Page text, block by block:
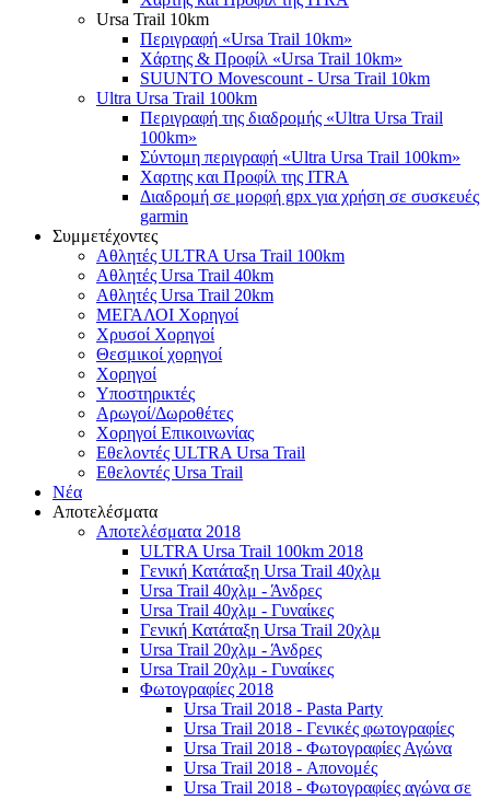
Ursa Trail 10km
Περιγραφή «Ursa Trail 10km»
Χάρτης & Προφίλ «Ursa Trail 10km»
SUUNTO Movescount - Ursa Trail 10km
Ultra Ursa Trail 100km
Περιγραφή της διαδρομής «Ultra Ursa Trail
100km»
Σύντομη περιγραφή «Ultra Ursa Trail 100km»
Χαρτης και Προφίλ της ITRA
Διαδρομή σε μορφή gpx για χρήση σε συσκευές
garmin
Συμμετέχοντες
Αθλητές ULTRA Ursa Trail 100km
Αθλητές Ursa Trail 40km
Αθλητές Ursa Trail 20km
ΜΕΓΑΛΟΙ Χορηγοί
Χρυσοί Χορηγοί
Θεσμικοί χορηγοί
Χορηγοί
Υποστηρικτές
Αρωγοί/Δωροθέτες
Χορηγοί Επικοινωνίας
Εθελοντές ULTRA Ursa Trail
Εθελοντές Ursa Trail
Νέα
Αποτελέσματα
Αποτελέσματα 2018
ULTRA Ursa Trail 100km 2018
Γενική Κατάταξη Ursa Trail 40χλμ
Ursa Trail 40χλμ - Άνδρες
Ursa Trail 40χλμ - Γυναίκες
Γενική Κατάταξη Ursa Trail 20χλμ
Ursa Trail 20χλμ - Άνδρες
Ursa Trail 20χλμ - Γυναίκες
Φωτογραφίες 2018
Ursa Trail 2018 - Pasta Party
Ursa Trail 2018 - Γενικές φωτογραφίες
Ursa Trail 2018 - Φωτογραφίες Αγώνα
Ursa Trail 2018 - Απονομές
Ursa Trail 2018 - Φωτογραφίες αγώνα σε